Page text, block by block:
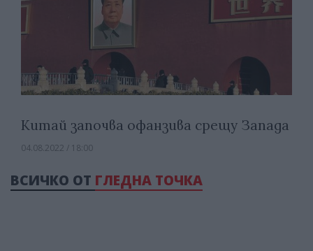
Китай започва офанзива срещу Запада
04.08.2022 / 18:00
ВСИЧКО ОТ ГЛЕДНА ТОЧКА